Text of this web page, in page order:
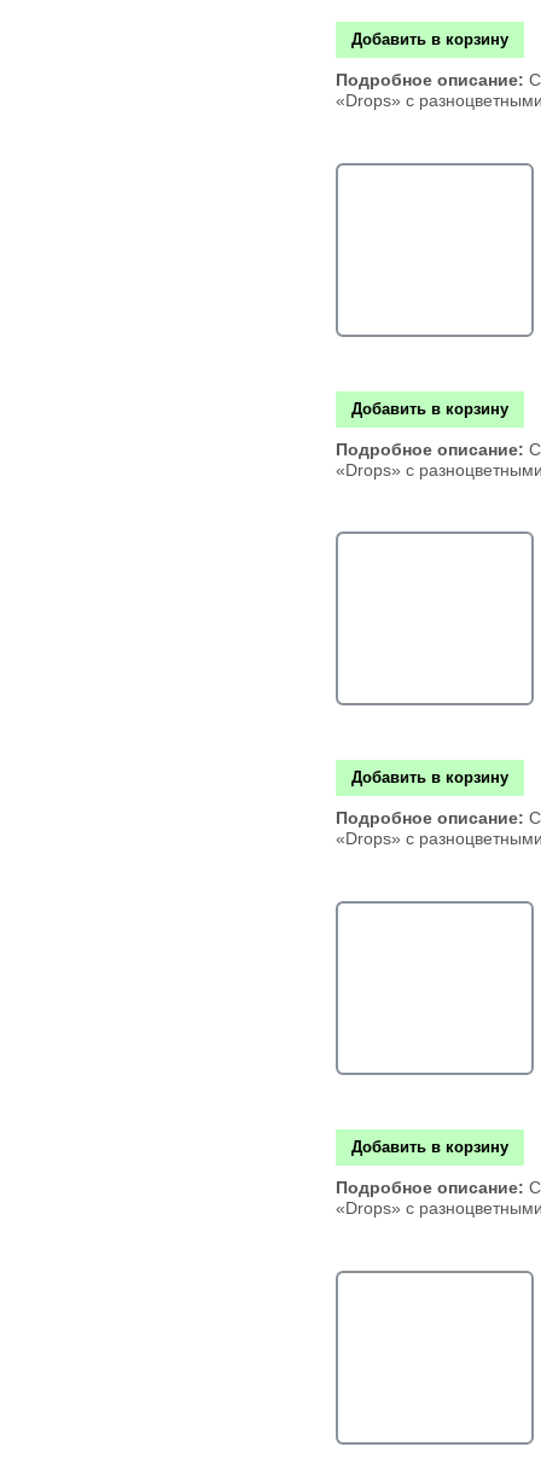
Добавить в корзину
Подробное описание:
«Drops» с
Добавить в корзину
Подробное описание:
«Drops» с
Добавить в корзину
Подробное описание:
«Drops» с
Добавить в корзину
Подробное описание:
«Drops» с